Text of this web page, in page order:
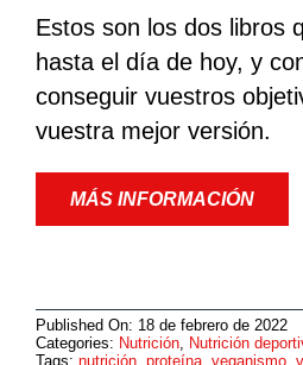
Estos son los dos libros
hasta el día de hoy, y
conseguir vuestros
vuestra mejor versión.
MÁS INFORMACIÓN
Published On: 18 de febrero de 2022
Categories: Nutrición, Nutrición
Tags: nutrición, proteína, veganismo,